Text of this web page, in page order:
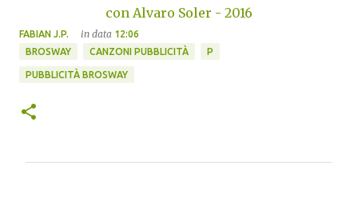
con Alvaro Soler - 2016
FABIAN J.P. in data 12:06
BROSWAY
CANZONI PUBBLICITÀ P
PUBBLICITÀ BROSWAY